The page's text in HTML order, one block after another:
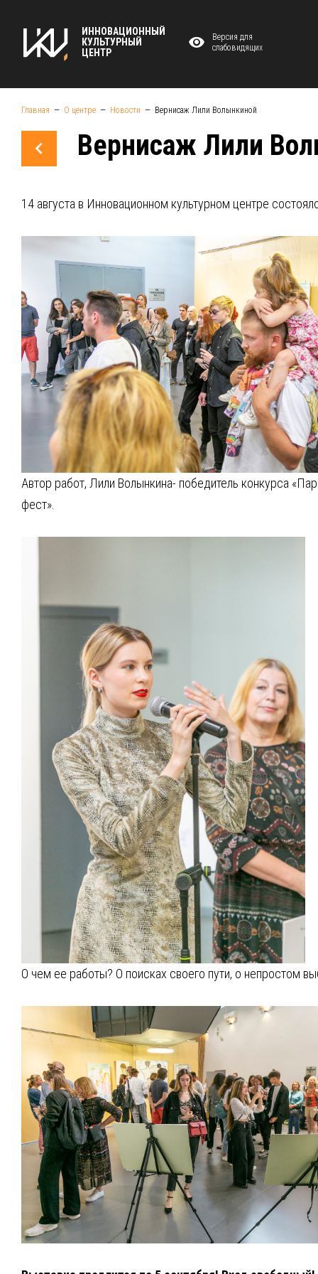
ИННОВАЦИОННЫЙ
КУЛЬТУРНЫЙ
ЦЕНТР
Версия для
слабовидящих
Главная О центре Новости Вернисаж Лили Волынкиной
Вернисаж Лили
14 августа в Инновационном культурном центре
Автор работ, Лили Волынкина- победитель конкурса
фест».
О чем ее работы? О поисках своего пути, о непростом